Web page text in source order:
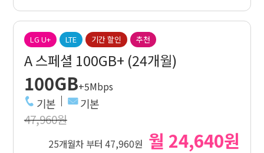
LG U+ LTE 기간 할인 추천
A 스페셜 100GB+ (24개월)
100GB+5Mbps
기본 기본
47,960원
25개월차 부터 47,960원 월 24,640원